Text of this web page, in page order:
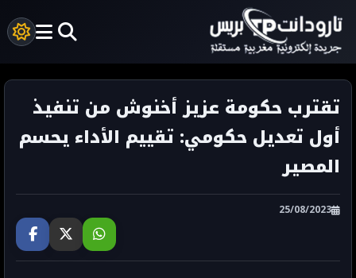
تقترب حكومة عزيز أخنوش من تنفيذ
أول تعديل حكومي: تقييم الأداء يحسم
المصير
25/08/2023